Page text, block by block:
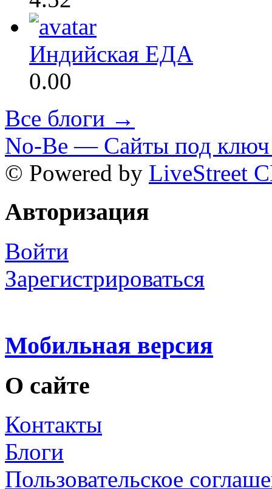
Индийская ЕДА
0.00
Все блоги →
No-Be — Сайты под ключ
© Powered by LiveStreet
Авторизация
Войти
Зарегистрироваться
Мобильная версия
О сайте
Контакты
Блоги
Пользовательское